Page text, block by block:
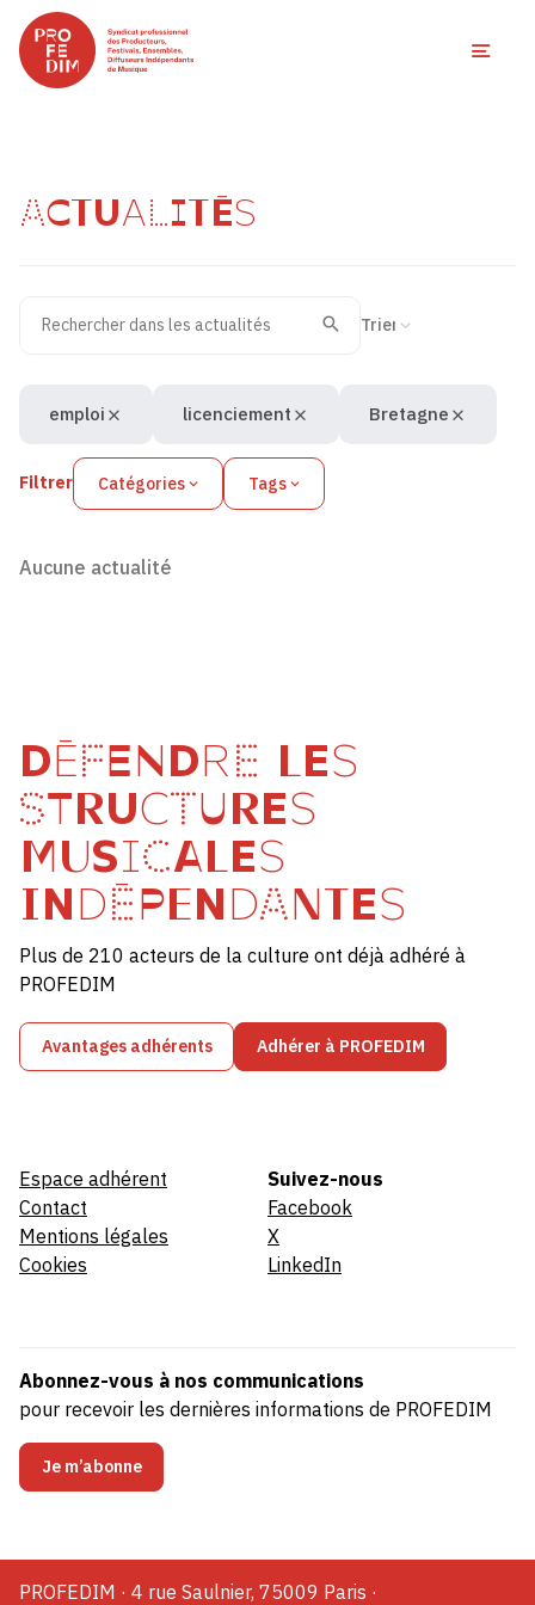
ACTUALITÉS
Recherche
Valider
Filtrer Catégories Tags
emploi licenciement Bretagne
Aucune actualité
DÉFENDRE LES
STRUCTURES
MUSICALES
INDÉPENDANTES
Plus de 210 acteurs de la culture ont déjà adhéré à
PROFEDIM
Avantages adhérents Adhérer à PROFEDIM
Espace adhérent
Contact
Mentions légales
Cookies
Suivez-nous
Facebook
X
LinkedIn
Abonnez-vous à nos communications
pour recevoir les dernières informations de PROFEDIM
Je m’abonne
PROFEDIM · 4 rue Saulnier, 75009 Paris ·